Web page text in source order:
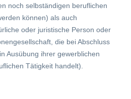
noch selbständigen beruflichen
können) als auch
oder juristische Person oder
die bei Abschluss
Ausübung ihrer gewerblichen
Tätigkeit handelt).